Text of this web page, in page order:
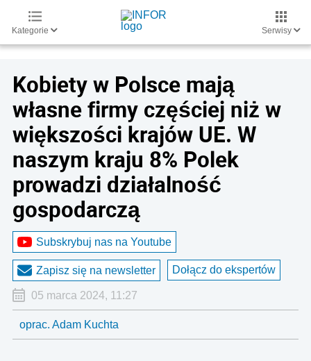
Kategorie Serwisy
Kobiety w Polsce mają
własne firmy częściej niż w
większości krajów UE. W
naszym kraju 8% Polek
prowadzi działalność
gospodarczą
Subskrybuj nas na Youtube
Zapisz się na newsletter Dołącz do ekspertów
05 marca 2024, 11:27
oprac. Adam Kuchta